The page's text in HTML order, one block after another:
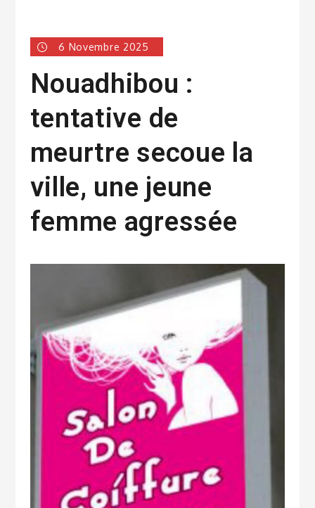
6 Novembre 2025
Nouadhibou :
tentative de
meurtre secoue la
ville, une jeune
femme agressée